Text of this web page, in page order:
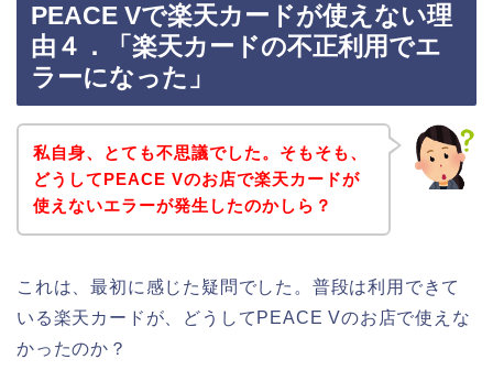
PEACE Vで楽天カードが使えない理
由４．「楽天カードの不正利用でエ
ラーになった」
私自身、とても不思議でした。そもそも、
どうしてPEACE Vのお店で楽天カードが
使えないエラーが発生したのかしら？
これは、最初に感じた疑問でした。普段は利用できて
いる楽天カードが、どうしてPEACE Vのお店で使えな
かったのか？